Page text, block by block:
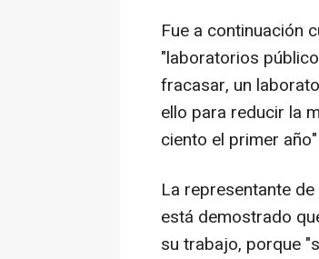
Fue a continuación
"laboratorios
fracasar, un
ello para reducir la
ciento el primer
La representante
está demostrado
su trabajo, porque